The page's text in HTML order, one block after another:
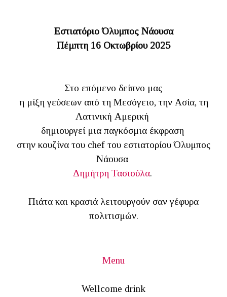
Εστιατόριο Όλυμπος Νάουσα
Πέμπτη 16 Οκτωβρίου 2025
Στο επόμενο δείπνο μας
η μίξη γεύσεων από τη Μεσόγειο, την Ασία, τη
Λατινική Αμερική
δημιουργεί μια παγκόσμια έκφραση
στην κουζίνα του chef του εστιατορίου Όλυμπος
Νάουσα
Δημήτρη Τασιούλα.
Πιάτα και κρασιά λειτουργούν σαν γέφυρα
πολιτισμών.
Menu
Wellcome drink